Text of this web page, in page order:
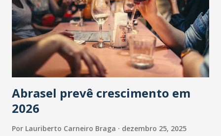
Abrasel prevê crescimento em
2026
Por Lauriberto Carneiro Braga dezembro 25, 2025